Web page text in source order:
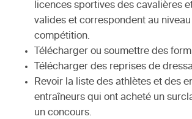
licences sportives des cavalières
valides et correspondent au
compétition.
Télécharger ou soumettre des
Télécharger des reprises de
Revoir la liste des athlètes et des
entraîneurs qui ont acheté un
un concours.